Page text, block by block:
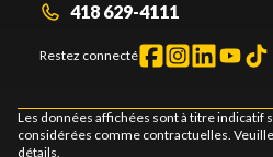
418 629-4111
Restez connecté
Les données affichées sont à titre indicatif
considérées comme contractuelles.
détails.